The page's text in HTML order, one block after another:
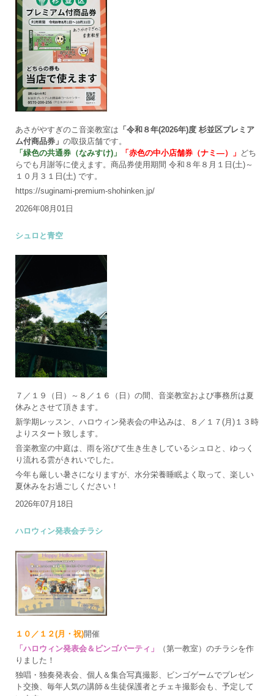
あさがやすぎのこ音楽教室は 「令和８年(2026年)度 杉並区プレミア
ム付商品券」 の取扱店舗です。
「緑色の共通券（なみすけ)」
「赤色の中小店舗券（ナミ―）」 どち
らでも月謝等に使えます。商品券使用期間 令和８年８月１日(土)～
１０月３１日(土) です。
https://suginami-premium-shohinken.jp/
2026年08月01日
シュロと青空
７／１９（日）～８／１６（日）の間、音楽教室および事務所は夏
休みとさせて頂きます。
新学期レッスン、ハロウィン発表会の申込みは、８／１７(月)１３時
よりスタート致します。
音楽教室の中庭は、雨を浴びて生き生きしているシュロと、ゆっく
り流れる雲がきれいでした。
今年も厳しい暑さになりますが、水分栄養睡眠よく取って、楽しい
夏休みをお過ごしください！
2026年07月18日
ハロウィン発表会チラシ
１０／１２(月・祝)開催
「ハロウィン発表会＆ビンゴパーティ」
（第一教室）のチラシを作
りました！
独唱・独奏発表会、個人＆集合写真撮影、ビンゴゲームでプレゼン
ト交換、毎年人気の講師＆生徒保護者とチェキ撮影会も、予定して